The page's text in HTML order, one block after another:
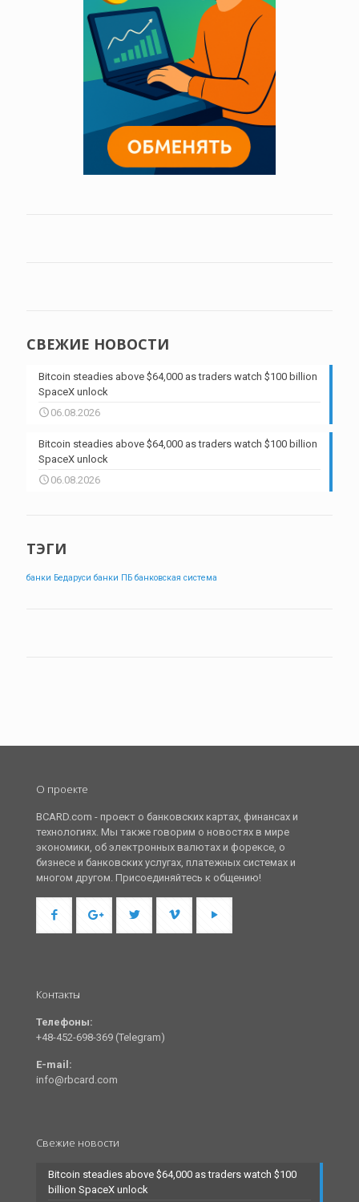
СВЕЖИЕ НОВОСТИ
Bitcoin steadies above $64,000 as traders watch $100 billion
SpaceX unlock
06.08.2026
Bitcoin steadies above $64,000 as traders watch $100 billion
SpaceX unlock
06.08.2026
ТЭГИ
банки Бедаруси банки ПБ банковская система
О проекте
BCARD.com - проект о банковских картах, финансах и
технологиях. Мы также говорим о новостях в мире
экономики, об электронных валютах и форексе, о
бизнесе и банковских услугах, платежных системах и
многом другом. Присоединяйтесь к общению!
Контакты
Телефоны:
+48-452-698-369 (Telegram)
E-mail:
info@rbcard.com
Свежие новости
Bitcoin steadies above $64,000 as traders watch $100
billion SpaceX unlock